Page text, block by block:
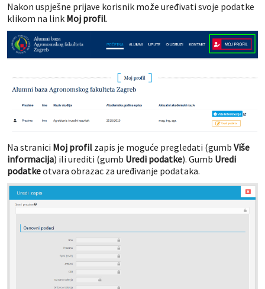
Nakon uspješne prijave korisnik može uređivati svoje podatke
klikom na link Moj profil.
Na stranici Moj profil zapis je moguće pregledati (gumb Više
informacija) ili urediti (gumb Uredi podatke). Gumb Uredi
podatkeotvara obrazac za uređivanje podataka.